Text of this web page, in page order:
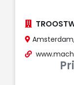
Amsterdam,